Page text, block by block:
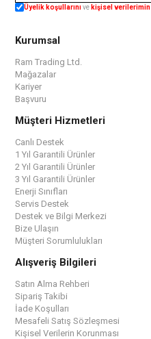
Üyelik koşullarınıve kişisel verilerimin
Kurumsal
Ram Trading Ltd.
Mağazalar
Kariyer
Başvuru
Müşteri Hizmetleri
Canlı Destek
1 Yıl Garantili Ürünler
2 Yıl Garantili Ürünler
3 Yıl Garantili Ürünler
Enerji Sınıfları
Servis Destek
Destek ve Bilgi Merkezi
Bize Ulaşın
Müşteri Sorumlulukları
Alışveriş Bilgileri
Satın Alma Rehberi
Sipariş Takibi
İade Koşulları
Mesafeli Satış Sözleşmesi
Kişisel Verilerin Korunması